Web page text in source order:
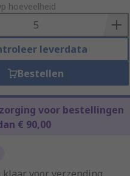
hoeveelheid
leverdata
Bestellen
voor bestellingen
€ 90,00